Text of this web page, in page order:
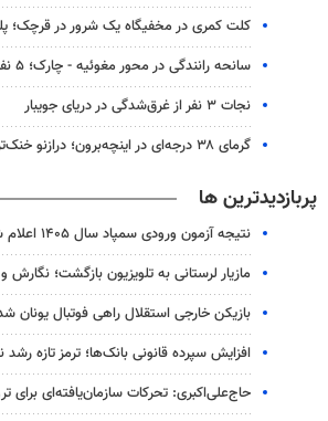
کلت کمری در مخفیگاه یک شرور در قرچک؛
سانحه رانندگی در محور مغوئیه - چارک؛ ۵ نفر مصدوم شدند
نجات ۳ نفر از غرق‌شدگی در دریای جویبار
گرمای ۳۸ درجه‌ای در اینچه‌برون؛ درازنو خنک‌ترین نقطه گلستان شد
پربازدیدترین ها
نتیجه آزمون ورودی سمپاد سال ۱۴۰۵ اعلام شد
مازیار لرستانی به تلویزیون بازگشت؛
بازیکن خارجی استقلال راهی فوتبال یونان
افزایش سپرده قانونی بانک‌ها؛ ترمز تازه رشد
حاج‌علی‌اکبری: تحرکات سازمان‌یافته‌ای برای